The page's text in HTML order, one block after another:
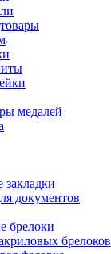
медалей
документов
брелоки
брелоков